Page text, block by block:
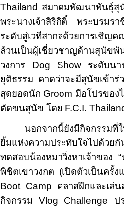
Thailand สมาคมพัฒนาพันธุ์สุ
พระนางเจ้าสิริกิติ์ พระบรม
ระดับสู่เวทีสากลด้วยการเชิญ
ล้วนเป็นผู้เชี่ยวชาญด้านสุนัข
วงการ Dog Show ระดับน
ยุติธรรม คาดว่าจะมีสุนัขเข้า
สุดยอดนัก Groom มือโปรของ
ตัดขนสุนัข โดย F.C.I.
นอกจากนี้ยังมีกิจกรรมที่
ยิ้มแห่งความประทับใจไปด้วย
ทดสอบน้องหมาวิ่งหาเจ้าของ
พิชิตเขาวงกต (เปิดตัวเป็นครั้
Boot Camp คลาสฝึกและเล่
กิจกรรมVlog Challenge ป